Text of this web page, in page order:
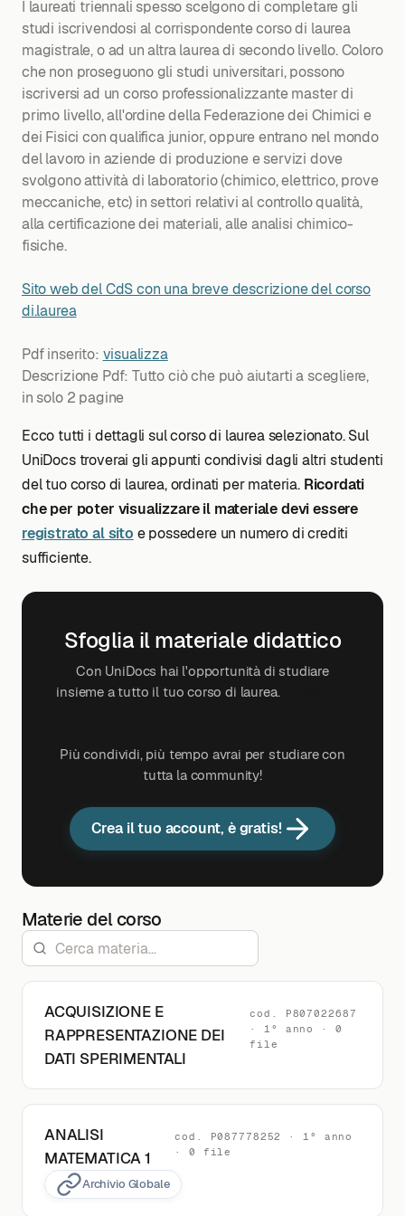
I laureati triennali spesso scelgono di completare gli
studi iscrivendosi al corrispondente corso di laurea
magistrale, o ad un altra laurea di secondo livello. Coloro
che non proseguono gli studi universitari, possono
iscriversi ad un corso professionalizzante master di
primo livello, all'ordine della Federazione dei Chimici e
dei Fisici con qualifica junior, oppure entrano nel mondo
del lavoro in aziende di produzione e servizi dove
svolgono attività di laboratorio (chimico, elettrico, prove
meccaniche, etc) in settori relativi al controllo qualità,
alla certificazione dei materiali, alle analisi chimico-
fisiche.
Sito web del CdS con una breve descrizione del corso
di.laurea
Pdf inserito: visualizza
Descrizione Pdf: Tutto ciò che può aiutarti a scegliere,
in solo 2 pagine
Ecco tutti i dettagli sul corso di laurea selezionato. Sul
UniDocs troverai gli appunti condivisi dagli altri studenti
del tuo corso di laurea, ordinati per materia. Ricordati
che per poter visualizzare il materiale devi essere
registrato al sito e possedere un numero di crediti
sufficiente.
Sfoglia il materiale didattico
Con UniDocs hai l'opportunità di studiare
insieme a tutto il tuo corso di laurea.
Più condividi, più tempo avrai per studiare con
tutta la community!
Crea il tuo account, è gratis!
Materie del corso
ACQUISIZIONE E
RAPPRESENTAZIONE DEI
DATI SPERIMENTALI
cod. P807022687
· 1° anno · 0
file
ANALISI
MATEMATICA 1
cod. P087778252 · 1° anno
· 0 file
Archivio Globale